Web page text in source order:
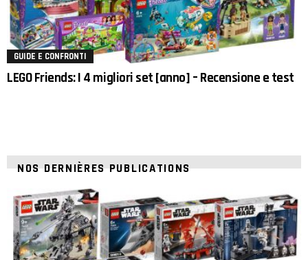
GUIDE E CONFRONTI
LEGO Friends: I 4 migliori set [anno] – Recensione e test
NOS DERNIÈRES PUBLICATIONS